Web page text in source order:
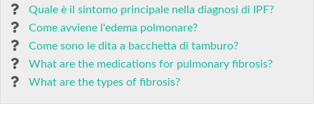
Quale è il sintomo principale nella diagnosi di IPF?
Come avviene l'edema polmonare?
Come sono le dita a bacchetta di tamburo?
What are the medications for pulmonary fibrosis?
What are the types of fibrosis?